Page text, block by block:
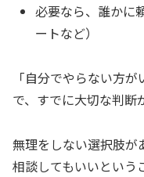
必要なら、誰かに
ートなど）
「自分でやらない方
で、すでに大切な判断
無理をしない選択肢が
相談してもいいという